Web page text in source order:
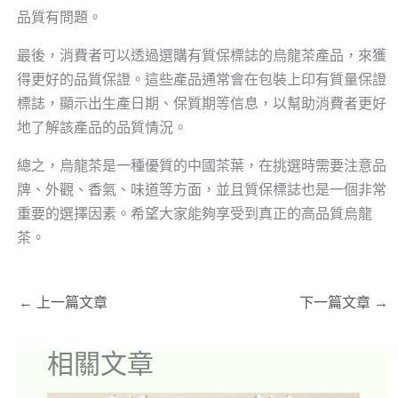
品質有問題。
最後，消費者可以透過選購有質保標誌的烏龍茶產品，來獲
得更好的品質保證。這些產品通常會在包裝上印有質量保證
標誌，顯示出生產日期、保質期等信息，以幫助消費者更好
地了解該產品的品質情況。
總之，烏龍茶是一種優質的中國茶葉，在挑選時需要注意品
牌、外觀、香氣、味道等方面，並且質保標誌也是一個非常
重要的選擇因素。希望大家能夠享受到真正的高品質烏龍
茶。
← 上一篇文章 下一篇文章 →
相關文章